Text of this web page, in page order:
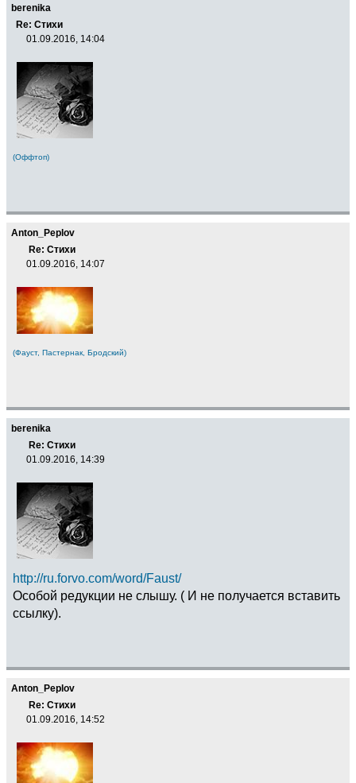
berenika
Re: Стихи
01.09.2016, 14:04
(Оффтоп)
Anton_Peplov
Re: Стихи
01.09.2016, 14:07
(Фауст, Пастернак, Бродский)
berenika
Re: Стихи
01.09.2016, 14:39
http://ru.forvo.com/word/Faust/
Особой редукции не слышу. ( И не получается вставить
ссылку).
Anton_Peplov
Re: Стихи
01.09.2016, 14:52